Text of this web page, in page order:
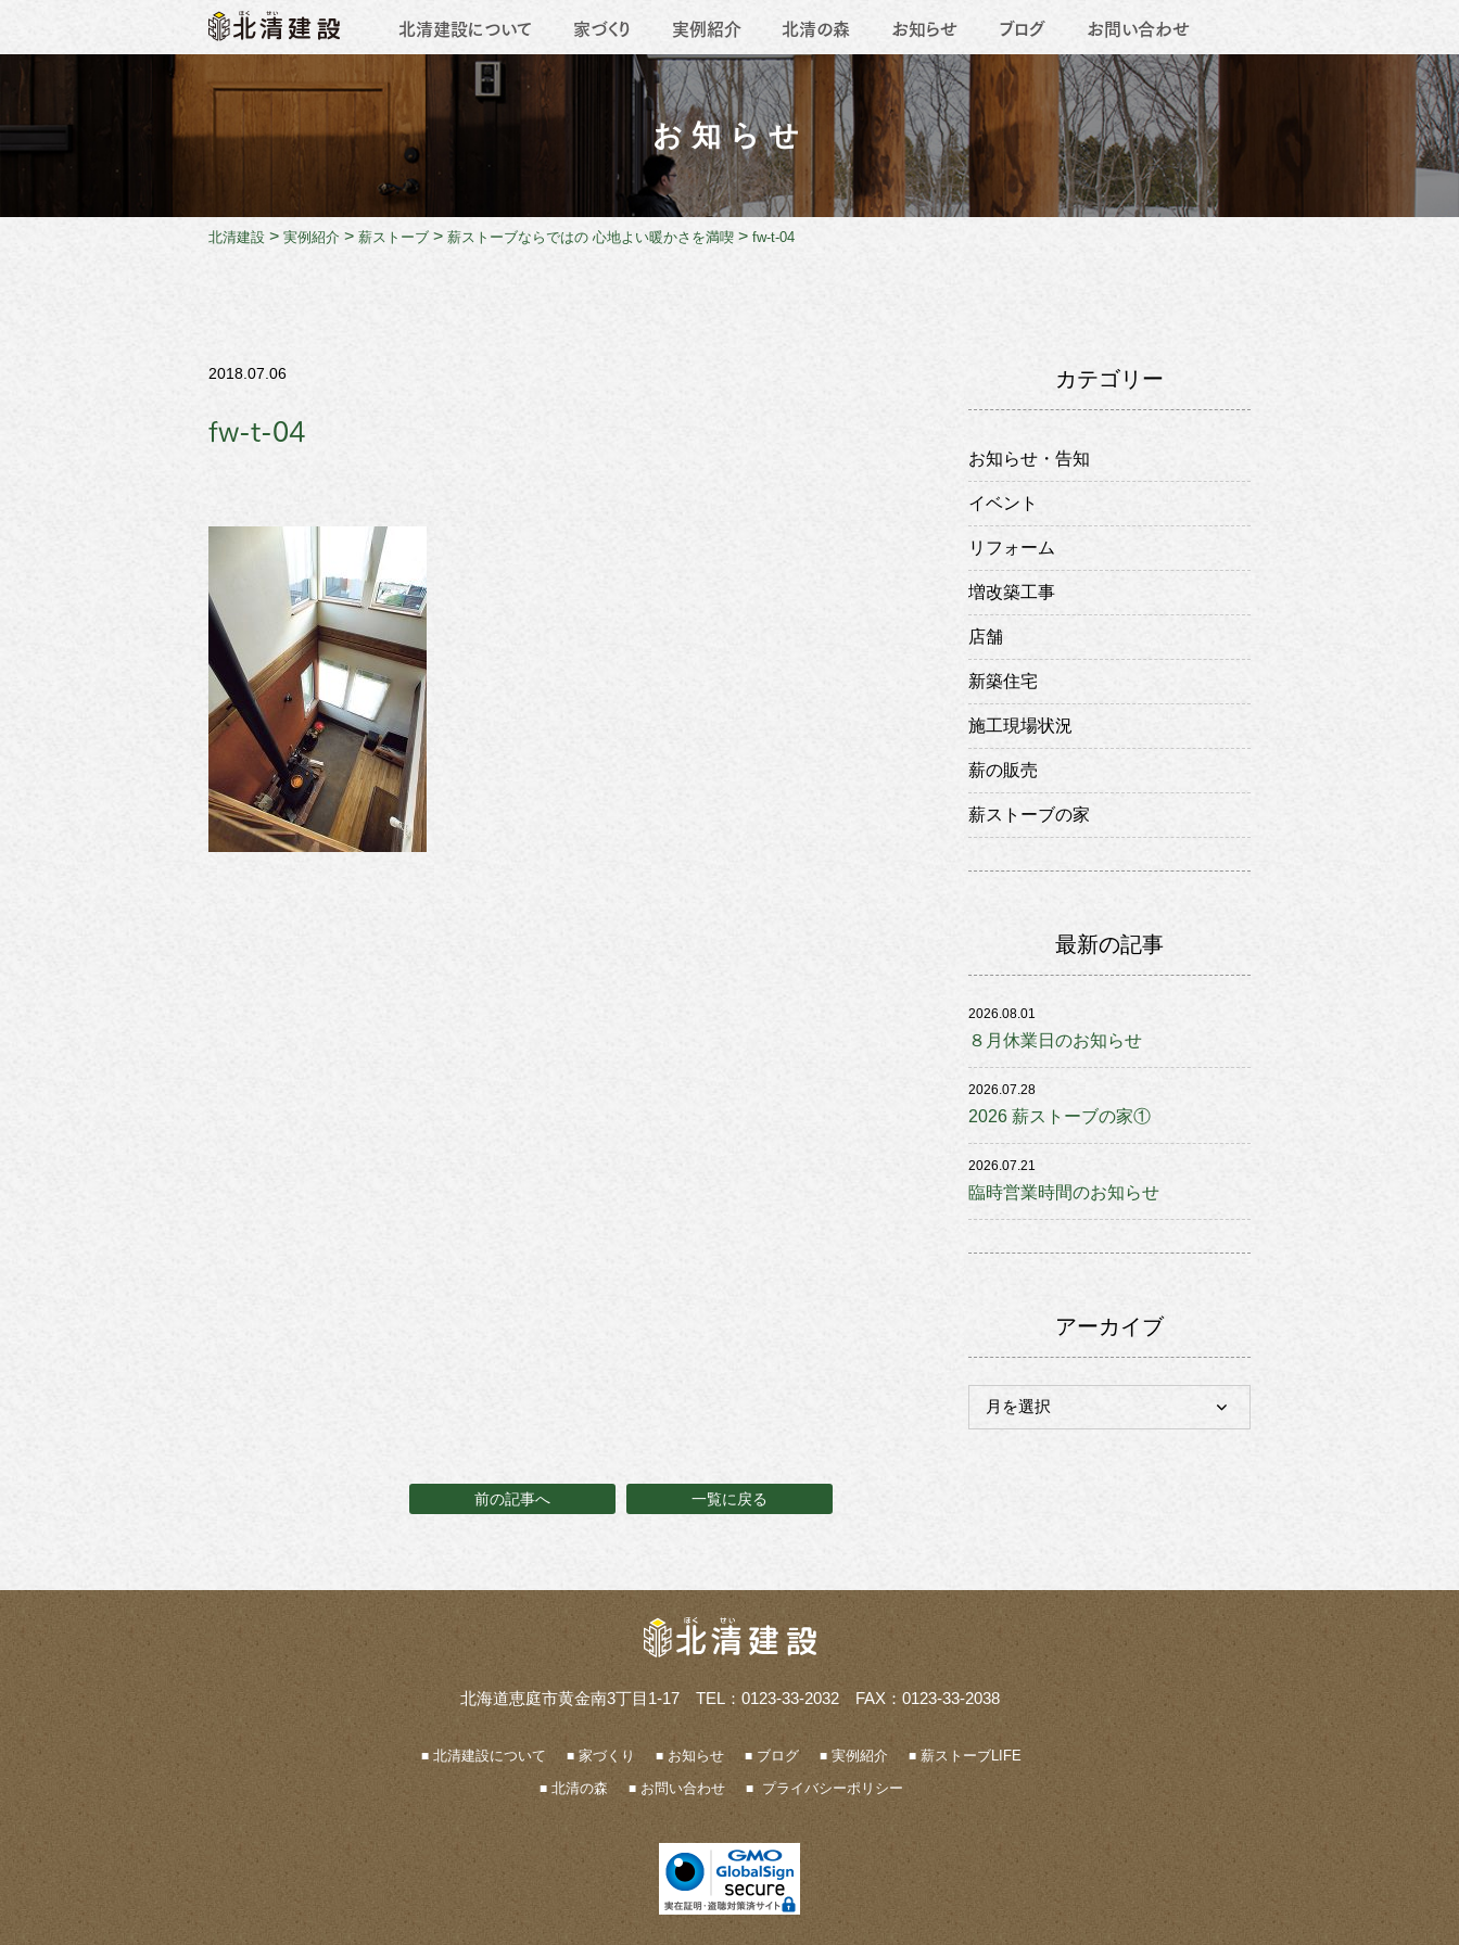
北清建設について
会社概要 職人たち
家づくり 実例紹介
薪ストーブ 移住 リフォーム
北清の森 お知らせ ブログ お問い合わせ
お知らせ
北清建設 > 実例紹介 > 薪ストーブ > 薪ストーブならではの 心地よい暖かさを満喫 > fw-t-04
2018.07.06
fw-t-04
カテゴリー
お知らせ・告知
イベント
リフォーム
増改築工事
店舗
新築住宅
施工現場状況
薪の販売
薪ストーブの家
最新の記事
2026.08.01
８月休業日のお知らせ
2026.07.28
2026 薪ストーブの家①
2026.07.21
臨時営業時間のお知らせ
アーカイブ
前の記事へ 一覧に戻る
北海道恵庭市黄金南3丁目1-17 TEL：0123-33-2032 FAX：0123-33-2038
北清建設について 家づくり お知らせ ブログ 実例紹介
薪ストーブLIFE
北清の森
お問い合わせ プライバシーポリシー